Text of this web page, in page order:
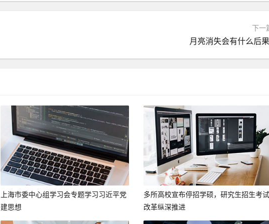
下一
月亮消失会有什么后
上海市委中心组学习会专题学习习近平党
建思想
多所高校宣布停招学硕，研究生招生考试
改革纵深推进